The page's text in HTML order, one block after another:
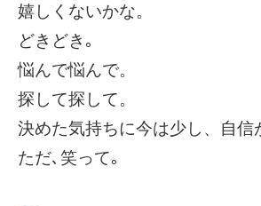
嬉しくないかな。
どきどき｡
悩んで悩んで。
探して探して。
決めた気持ちに今は少し、自信
ただ､笑って｡